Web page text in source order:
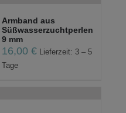
Armband aus
Süßwasserzuchtperlen
9 mm
16,00€
Lieferzeit: 3 – 5
Tage